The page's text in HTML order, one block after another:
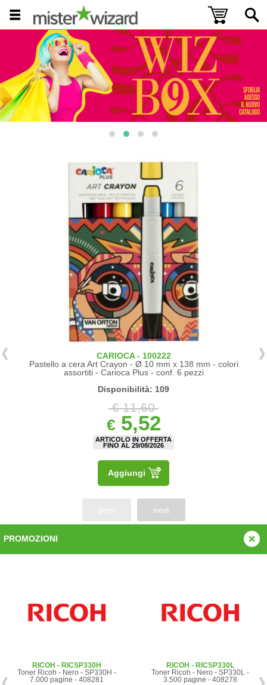
CARIOCA - 100222
Pastello a cera Art Crayon - Ø 10 mm x 138 mm - colori
assortiti - Carioca Plus - conf. 6 pezzi
Disponibilità: 109
€ 11,60
€5,52
ARTICOLO IN OFFERTA
FINO AL 29/08/2026
Aggiungi
next
PROMOZIONI
RICOH - RICSP330H
Toner Ricoh - Nero - SP330H -
7.000 pagine - 408281
RICOH - RICSP330L
Toner Ricoh - Nero - SP330L -
3.500 pagine - 408278